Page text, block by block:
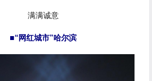
满满诚意
■“网红城市”哈尔滨